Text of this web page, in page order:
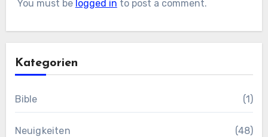
You must be logged in to post a comment.
Kategorien
Bible (1)
Neuigkeiten (48)